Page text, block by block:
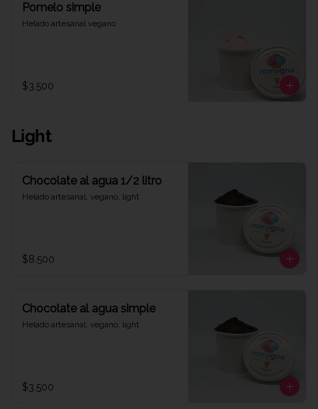
Pomelo simple
Helado artesanal vegano
$3.500
Light
Chocolate al agua 1/2 litro
Helado artesanal, vegano, light
$8.500
Chocolate al agua simple
Helado artesanal, vegano, light
$3.500